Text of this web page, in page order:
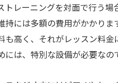
トレーニングを対面で行う
持には多額の費用がかかり
も高く、それがレッスン料
には、特別な設備が必要なの